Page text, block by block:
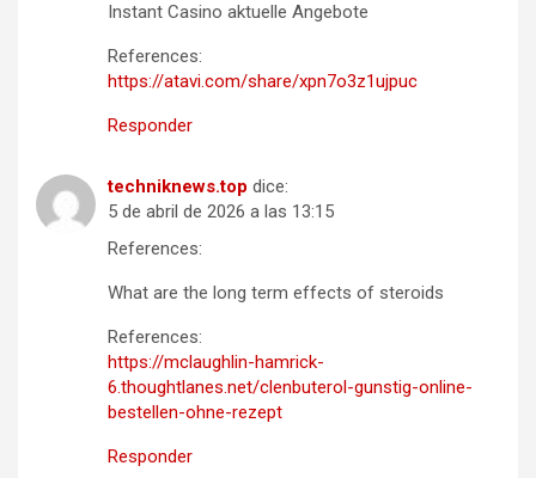
Instant Casino aktuelle Angebote
References:
https://atavi.com/share/xpn7o3z1ujpuc
Responder
techniknews.top dice:
5 de abril de 2026 a las 13:15
References:
What are the long term effects of steroids
References:
https://mclaughlin-hamrick-
6.thoughtlanes.net/clenbuterol-gunstig-online-
bestellen-ohne-rezept
Responder